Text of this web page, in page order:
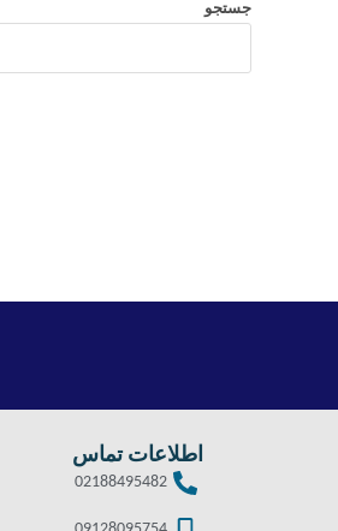
جستجو
اطلاعات تماس
02188495482